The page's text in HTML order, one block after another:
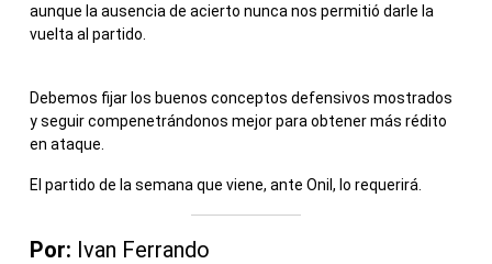
aunque la ausencia de acierto nunca nos permitió darle la
vuelta al partido.
Debemos fijar los buenos conceptos defensivos mostrados
y seguir compenetrándonos mejor para obtener más rédito
en ataque.
El partido de la semana que viene, ante Onil, lo requerirá.
Por: Ivan Ferrando